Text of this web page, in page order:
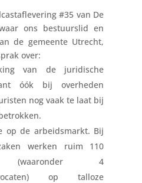
#35 van De
ons bestuurslid en
de gemeente Utrecht,
over:
van de juridische
óók bij overheden
nog vaak te laat bij
op de arbeidsmarkt. Bij
werken ruim 110
(waaronder 4
op talloze